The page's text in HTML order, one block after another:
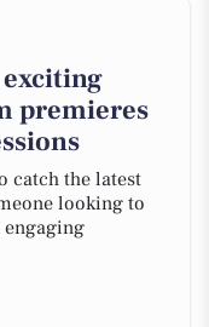
premieres
catch the latest
looking to
engaging